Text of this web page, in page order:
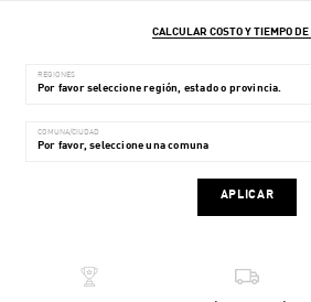
CALCULAR COSTO Y TIEMPO DE
REGIONES
COMUNA/CIUDAD
APLICAR